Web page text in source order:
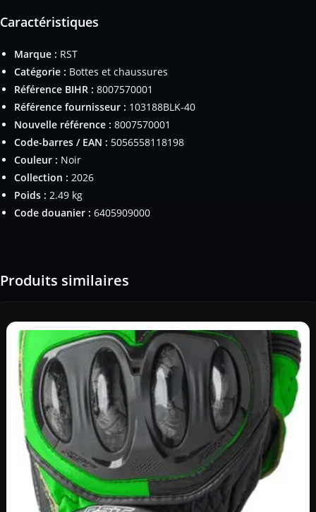
Caractéristiques
Marque : RST
Catégorie : Bottes et chaussures
Référence BIHR : 8007570001
Référence fournisseur : 103188BLK-40
Nouvelle référence : 8007570001
Code-barres / EAN : 5056558118198
Couleur : Noir
Collection : 2026
Poids : 2.49 kg
Code douanier : 6405909000
Produits similaires